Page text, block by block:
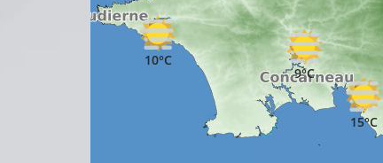
10°C
15°C
9°C